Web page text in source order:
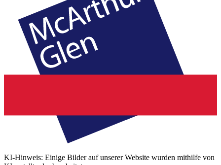
KI-Hinweis: Einige Bilder auf unserer Website wurden mithilfe von